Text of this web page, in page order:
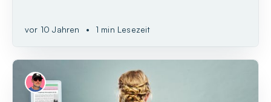
vor 10 Jahren • 1 min Lesezeit